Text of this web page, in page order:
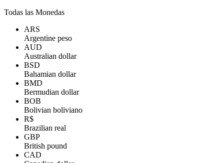
Todas las Monedas
ARS
Argentine peso
AUD
Australian dollar
BSD
Bahamian dollar
BMD
Bermudian dollar
BOB
Bolivian boliviano
R$
Brazilian real
GBP
British pound
CAD